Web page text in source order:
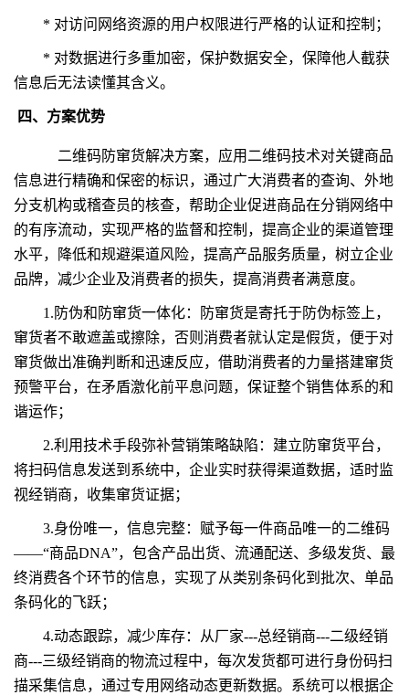
* 对访问网络资源的用户权限进行严格的认证和控制；
* 对数据进行多重加密，保护数据安全，保障他人截获
信息后无法读懂其含义。
四、方案优势
二维码防窜货解决方案，应用二维码技术对关键商品
信息进行精确和保密的标识，通过广大消费者的查询、外地
分支机构或稽查员的核查，帮助企业促进商品在分销网络中
的有序流动，实现严格的监督和控制，提高企业的渠道管理
水平，降低和规避渠道风险，提高产品服务质量，树立企业
品牌，减少企业及消费者的损失，提高消费者满意度。
1.防伪和防窜货一体化：防窜货是寄托于防伪标签上，
窜货者不敢遮盖或擦除，否则消费者就认定是假货，便于对
窜货做出准确判断和迅速反应，借助消费者的力量搭建窜货
预警平台，在矛盾激化前平息问题，保证整个销售体系的和
谐运作；
2.利用技术手段弥补营销策略缺陷：建立防窜货平台，
将扫码信息发送到系统中，企业实时获得渠道数据，适时监
视经销商，收集窜货证据；
3.身份唯一，信息完整：赋予每一件商品唯一的二维码
——“商品DNA”，包含产品出货、流通配送、多级发货、最
终消费各个环节的信息，实现了从类别条码化到批次、单品
条码化的飞跃；
4.动态跟踪，减少库存：从厂家---总经销商---二级经销
商---三级经销商的物流过程中，每次发货都可进行身份码扫
描采集信息，通过专用网络动态更新数据。系统可以根据企